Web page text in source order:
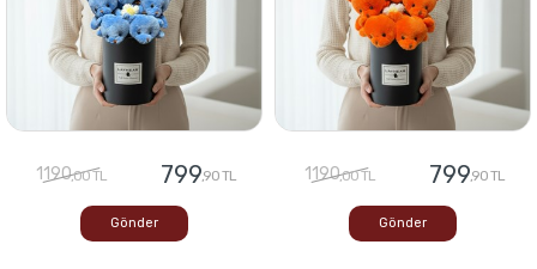
1190,00 TL 799,90 TL
Gönder
1190,00 TL 799,90 TL
Gönder